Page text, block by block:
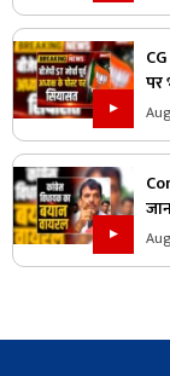
पर
ने